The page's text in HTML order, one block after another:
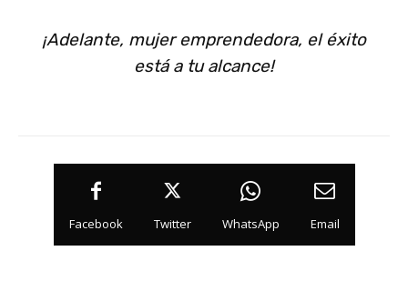
¡Adelante, mujer emprendedora, el éxito
está a tu alcance!
Facebook Twitter WhatsApp Email